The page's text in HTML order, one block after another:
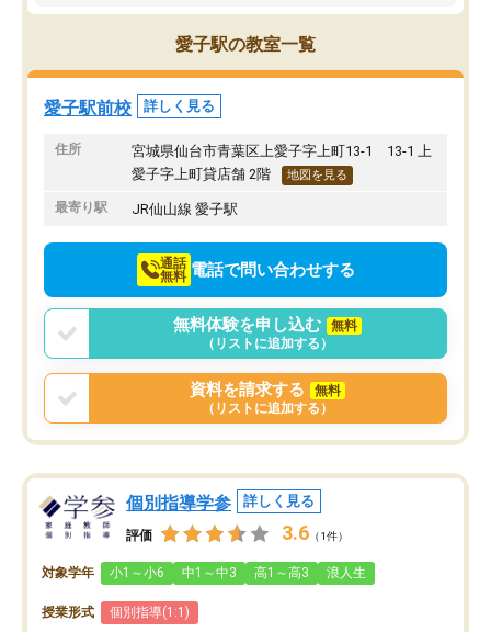
ころ見て、見捨てず教えてもらって本
当に感謝しかないです。志望校は下が
ってしまったけどとても先生達もいい
方で通ってよかったと思いました。
方で、塾長が何度も交代
愛子駅の教室一覧
愛子駅前校 詳しく見る
住所
宮城県仙台市青葉区上愛子字上町13-1 13-1 上
愛子字上町貸店舗 2階
地図を見る
最寄り駅 JR仙山線 愛子駅
通話
無料 電話で問い合わせする
無料体験を申し込む
無料
（リストに追加する）
資料を請求する
無料
（リストに追加する）
個別指導学参 詳しく見る
評価 3.6 （1件）
対象学年 小1～小6 中1～中3 高1～高3 浪人生
授業形式 個別指導(1:1)